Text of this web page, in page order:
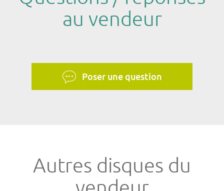
au vendeur
Poser une question
Autres disques du